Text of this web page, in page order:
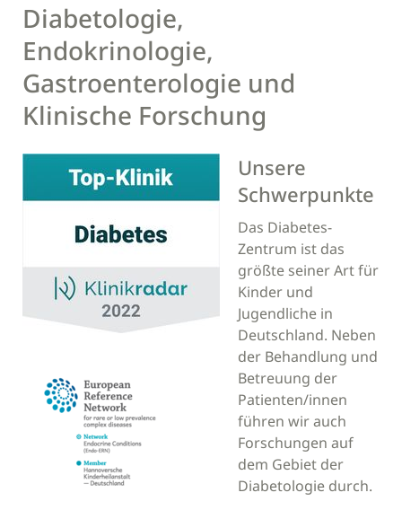
Diabetologie,
Endokrinologie,
Gastroenterologie und
Klinische Forschung
Unsere
Schwerpunkte
Das Diabetes-
Zentrum ist das
größte seiner Art für
Kinder und
Jugendliche in
Deutschland. Neben
der Behandlung und
Betreuung der
Patienten/innen
führen wir auch
Forschungen auf
dem Gebiet der
Diabetologie durch.